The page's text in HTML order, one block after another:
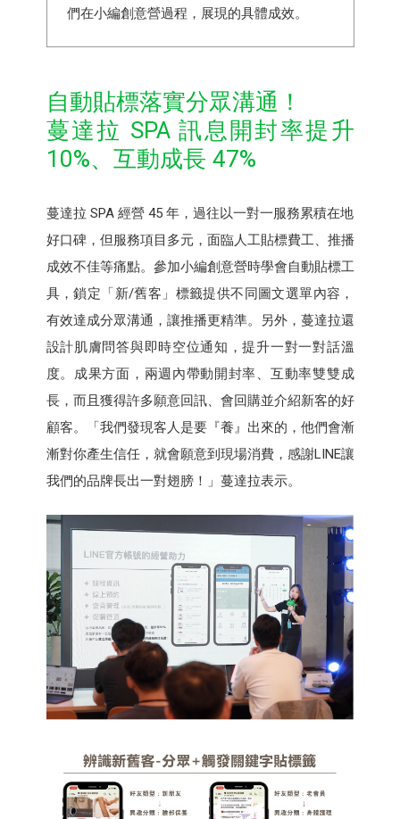
們在小編創意營過程，展現的具體成效。
自動貼標落實分眾溝通！
蔓達拉 SPA 訊息開封率提升
10%、互動成長 47%
蔓達拉 SPA 經營 45 年，過往以一對一服務累積在地
好口碑，但服務項目多元，面臨人工貼標費工、推播
成效不佳等痛點。參加小編創意營時學會自動貼標工
具，鎖定「新/舊客」標籤提供不同圖文選單內容，
有效達成分眾溝通，讓推播更精準。另外，蔓達拉還
設計肌膚問答與即時空位通知，提升一對一對話溫
度。成果方面，兩週內帶動開封率、互動率雙雙成
長，而且獲得許多願意回訊、會回購並介紹新客的好
顧客。「我們發現客人是要『養』出來的，他們會漸
漸對你產生信任，就會願意到現場消費，感謝LINE讓
我們的品牌長出一對翅膀！」蔓達拉表示。